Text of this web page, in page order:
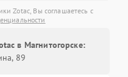
Zotac, Вы соглашаетесь с
в Магнитогорске:
89